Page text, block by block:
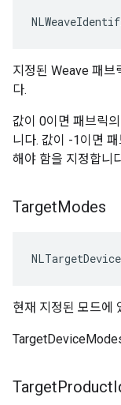
지정된 Weave 패브
다.
값이 0이면 패브릭
니다. 값이 -1이면
해야 함을 지정합니
TargetModes
현재 지정된 모드에
TargetProduct